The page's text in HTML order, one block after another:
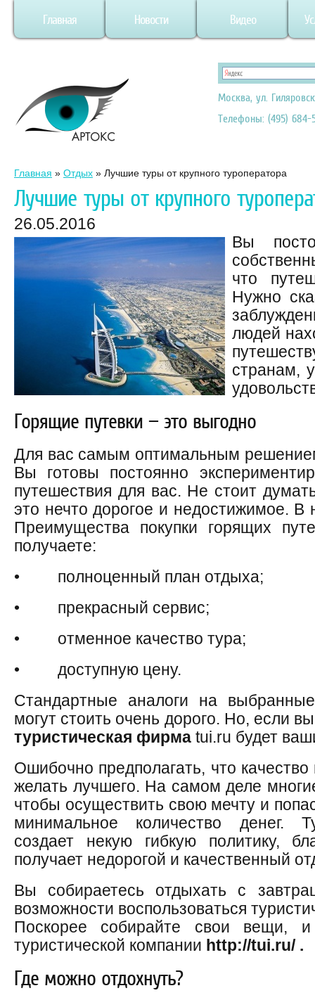
Главная Новости Видео
Москва, ул.
Телефоны: (495) 684-
Главная » Отдых » Лучшие туры от крупного туроператора
Лучшие туры от крупного
26.05.2016
Вы
что
Нужно
людей
странам,
Горящие путевки — это выгодно
Для вас самым оптимальным
Вы готовы постоянно
путешествия для вас. Не стоит
это нечто дорогое и недостижимое.
Преимущества покупки горящих
получаете:
• полноценный план отдыха;
• прекрасный сервис;
• отменное качество тура;
• доступную цену.
Стандартные аналоги на
могут стоить очень дорого. Но, если
туристическая фирма tui.ru будет
Ошибочно предполагать, что качество
желать лучшего. На самом деле
чтобы осуществить свою мечту и
минимальное количество денег.
создает некую гибкую политику,
получает недорогой и качественный
Вы собираетесь отдыхать с
возможности воспользоваться
Поскорее собирайте свои вещи,
туристической компании http://tui.ru/ .
Где можно отдохнуть?